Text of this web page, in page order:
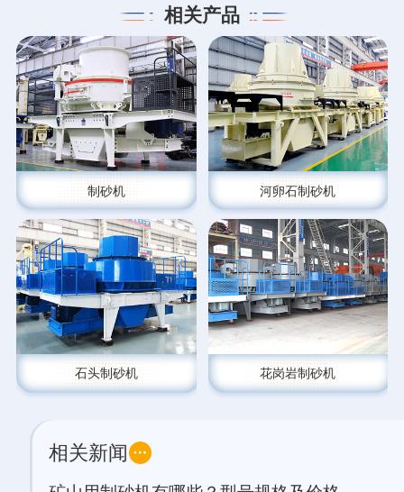
相关产品
制砂机 河卵石制砂机
石头制砂机 花岗岩制砂机
相关新闻